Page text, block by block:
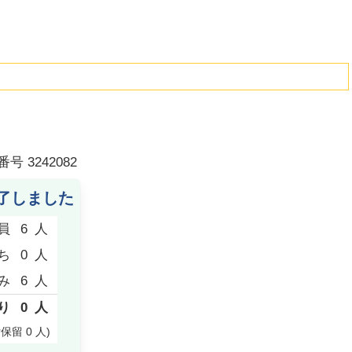
号 3242082
しました
6
人
0
人
6
人
0 人
保留0 人)